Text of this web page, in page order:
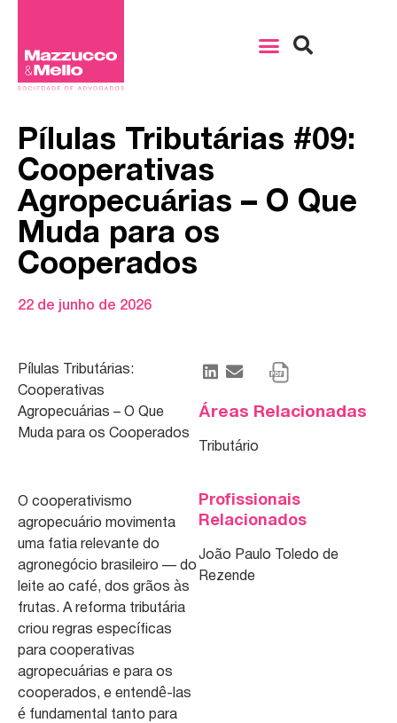
Pílulas Tributárias #09:
Cooperativas
Agropecuárias – O Que
Muda para os
Cooperados
22 de junho de 2026
Pílulas Tributárias:
Cooperativas
Agropecuárias – O Que
Muda para os Cooperados
O cooperativismo
agropecuário movimenta
uma fatia relevante do
agronegócio brasileiro — do
leite ao café, dos grãos às
frutas. A reforma tributária
criou regras específicas
para cooperativas
agropecuárias e para os
cooperados, e entendê-las
é fundamental tanto para
Áreas Relacionadas
Tributário
Profissionais
Relacionados
João Paulo Toledo de
Rezende